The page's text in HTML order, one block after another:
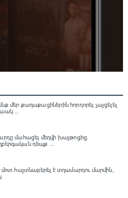
մեր քաղաքացիներին հորդորել չայցելել
...
մահացել մեղվի խայթոցից.
դեպք ...
մոտ հայտնաբերել է տղամարդու մարմին,